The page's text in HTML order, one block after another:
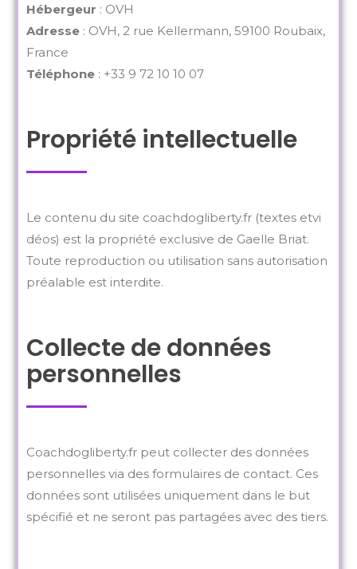
Hébergeur : OVH
Adresse : OVH, 2 rue Kellermann, 59100 Roubaix,
France
Téléphone : +33 9 72 10 10 07
Propriété intellectuelle
Le contenu du site coachdogliberty.fr (textes etvi
déos) est la propriété exclusive de Gaelle Briat.
Toute reproduction ou utilisation sans autorisation
préalable est interdite.
Collecte de données
personnelles
Coachdogliberty.fr peut collecter des données
personnelles via des formulaires de contact. Ces
données sont utilisées uniquement dans le but
spécifié et ne seront pas partagées avec des tiers.